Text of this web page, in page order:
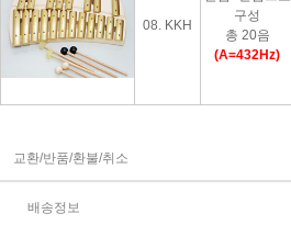
08. KKH
구성
총 20음
(A=432Hz)
교환/반품/환불/취소
배송정보